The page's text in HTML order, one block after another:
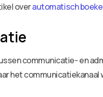
overautomatisch
communicatie- en
het